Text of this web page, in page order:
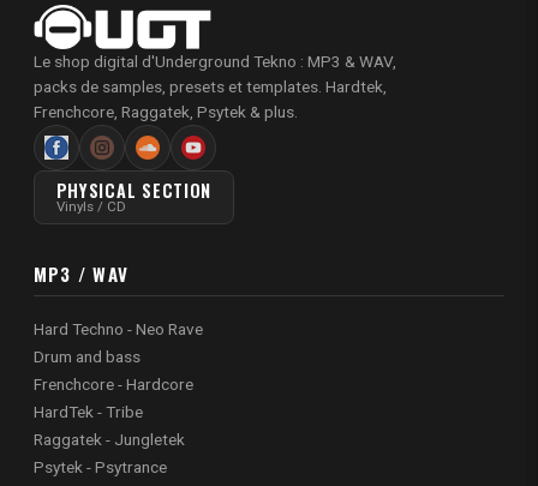
Le shop digital d'Underground Tekno : MP3 & WAV,
packs de samples, presets et templates. Hardtek,
Frenchcore, Raggatek, Psytek & plus.
PHYSICAL SECTION
Vinyls / CD
MP3 / WAV
Hard Techno - Neo Rave
Drum and bass
Frenchcore - Hardcore
HardTek - Tribe
Raggatek - Jungletek
Psytek - Psytrance